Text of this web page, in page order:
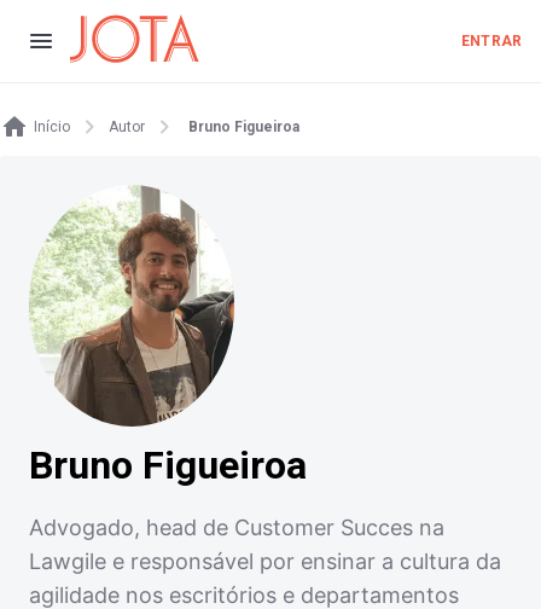
ENTRAR
Início Autor Bruno Figueiroa
Bruno Figueiroa
Advogado, head de Customer Succes na
Lawgile e responsável por ensinar a cultura da
agilidade nos escritórios e departamentos